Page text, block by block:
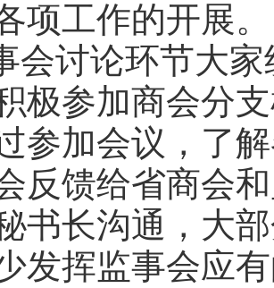
项工作的开展。
会讨论环节大
极参加商会分
参加会议，了
反馈给省商会
书长沟通，大
发挥监事会应